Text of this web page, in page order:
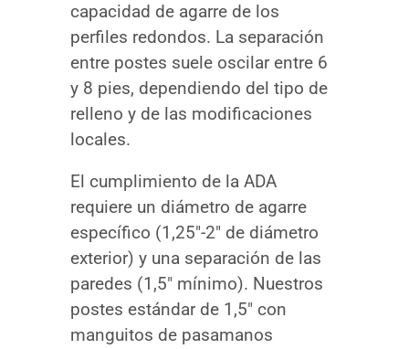
capacidad de agarre de los
perfiles redondos. La separación
entre postes suele oscilar entre 6
y 8 pies, dependiendo del tipo de
relleno y de las modificaciones
locales.
El cumplimiento de la ADA
requiere un diámetro de agarre
específico (1,25″-2″ de diámetro
exterior) y una separación de las
paredes (1,5″ mínimo). Nuestros
postes estándar de 1,5″ con
manguitos de pasamanos